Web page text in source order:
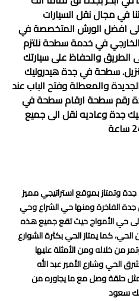
في مجال نقل السيارات
افضل الورش المتخصصة في
في خدمة سطحة نلتزم
الطريق والحفاظ على سيارتك
سطحة في جدة هيدروليك
والمعطلة وفتح الباب عند
رقم سطحة ارقام سطحة في
جدة وعاديه نقل الى جميع
وتمتاز بموقع استراتيجي مميز
الفاخرة ومنها حي الشراع وحي
إلى حي الأمواج حيث تقع جميع هذه
كما يمتاز الحي بكثرة الشوارع
من خلاله ومن الأمثلة عليها
الحي وشارع الأمير عبد الله
حلقة وصل مع ما يجاوره من
سعود